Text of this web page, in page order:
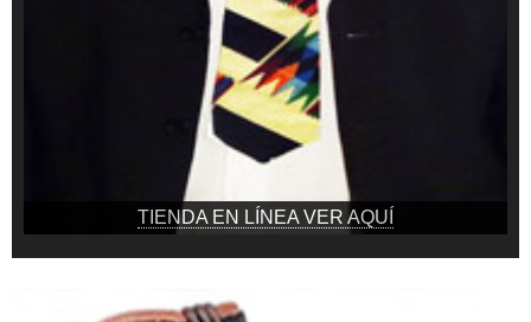
TIENDA EN LÍNEA VER AQUÍ